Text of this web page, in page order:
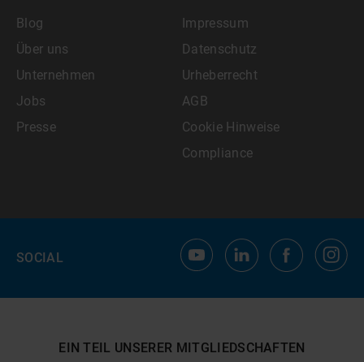
Blog
Über uns
Unternehmen
Jobs
Presse
Impressum
Datenschutz
Urheberrecht
AGB
Cookie Hinweise
Compliance
SOCIAL
EIN TEIL UNSERER MITGLIEDSCHAFTEN